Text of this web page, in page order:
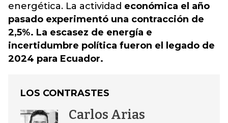
energética. La actividad económica el año
pasado experimentó una contracción de
2,5%. La escasez de energía e
incertidumbre política fueron el legado de
2024 para Ecuador.
LOS CONTRASTES
Carlos Arias